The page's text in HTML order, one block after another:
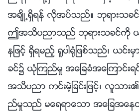
အခ်ိဳ႕ရွိရန္ လိုအပ္သည္။ ဘုရားသ
ဤအသိပညာသည္ ဘုရားသခင္ကို
နျဖင့္ ရွိရမည့္ ႐ူပါ႐ုံျဖစ္သည္၊ ယင္
ခင္၌ ယုံၾကည္မႈ အေျခခံအေၾကာင္း
အသိပညာ ကင္းမဲ့ျခင္းျဖင့္၊ လူသာ
ည္မႈသည္ မေရရာေသာ အေျခအေန